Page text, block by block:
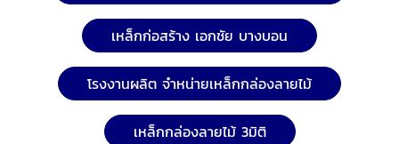
เหล็กก่อสร้าง เอกชัย บางบอน
โรงงานผลิต จำหน่ายเหล็กกล่องลายไม้
เหล็กกล่องลายไม้ 3มิติ